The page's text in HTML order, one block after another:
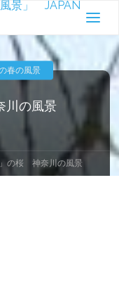
景」 JAPAN
川の風景
春の風景
の桜 神奈川の風景